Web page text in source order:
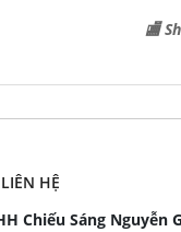
🏬
HỆ
Chiếu Sáng Nguyễn